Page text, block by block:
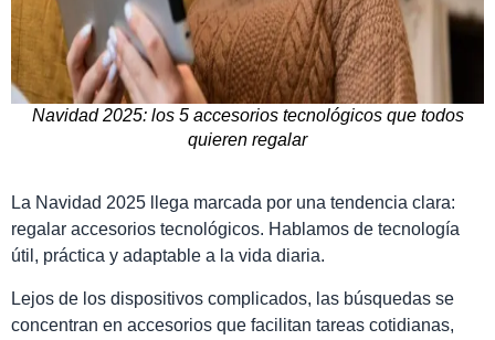
Navidad 2025: los 5 accesorios tecnológicos que todos
quieren regalar
La Navidad 2025 llega marcada por una tendencia clara:
regalar accesorios tecnológicos. Hablamos de tecnología
útil, práctica y adaptable a la vida diaria.
Lejos de los dispositivos complicados, las búsquedas se
concentran en accesorios que facilitan tareas cotidianas,